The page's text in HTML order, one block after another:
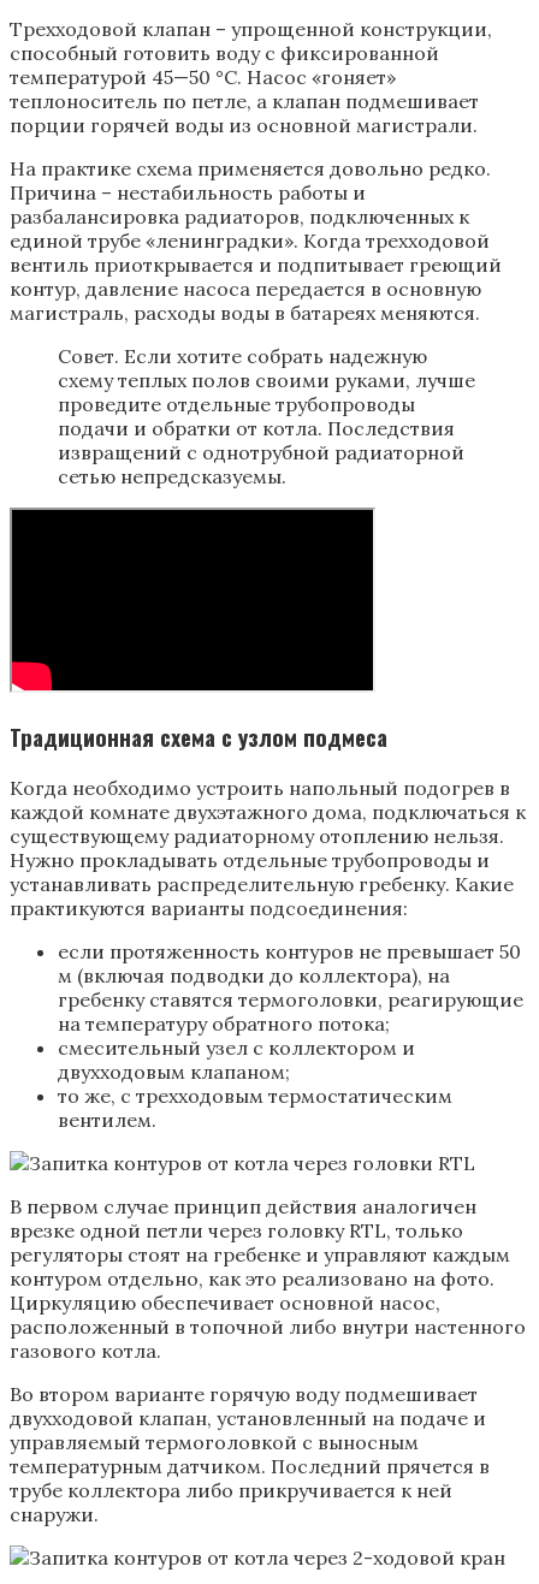
Трехходовой клапан – упрощенной конструкции,
способный готовить воду с фиксированной
температурой 45—50 °С. Насос «гоняет»
теплоноситель по петле, а клапан подмешивает
порции горячей воды из основной магистрали.
На практике схема применяется довольно редко.
Причина – нестабильность работы и
разбалансировка радиаторов, подключенных к
единой трубе «ленинградки». Когда трехходовой
вентиль приоткрывается и подпитывает греющий
контур, давление насоса передается в основную
магистраль, расходы воды в батареях меняются.
Совет. Если хотите собрать надежную
схему теплых полов своими руками, лучше
проведите отдельные трубопроводы
подачи и обратки от котла. Последствия
извращений с однотрубной радиаторной
сетью непредсказуемы.
Традиционная схема с узлом подмеса
Когда необходимо устроить напольный подогрев в
каждой комнате двухэтажного дома, подключаться к
существующему радиаторному отоплению нельзя.
Нужно прокладывать отдельные трубопроводы и
устанавливать распределительную гребенку. Какие
практикуются варианты подсоединения:
если протяженность контуров не превышает 50
м (включая подводки до коллектора), на
гребенку ставятся термоголовки, реагирующие
на температуру обратного потока;
смесительный узел с коллектором и
двухходовым клапаном;
то же, с трехходовым термостатическим
вентилем.
В первом случае принцип действия аналогичен
врезке одной петли через головку RTL, только
регуляторы стоят на гребенке и управляют каждым
контуром отдельно, как это реализовано на фото.
Циркуляцию обеспечивает основной насос,
расположенный в топочной либо внутри настенного
газового котла.
Во втором варианте горячую воду подмешивает
двухходовой клапан, установленный на подаче и
управляемый термоголовкой с выносным
температурным датчиком. Последний прячется в
трубе коллектора либо прикручивается к ней
снаружи.